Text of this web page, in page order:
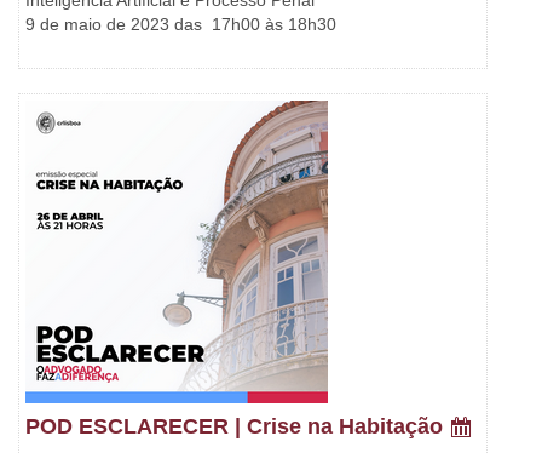
9 de maio de 2023 das 17h00 às 18h30
POD ESCLARECER | Crise na Habitação